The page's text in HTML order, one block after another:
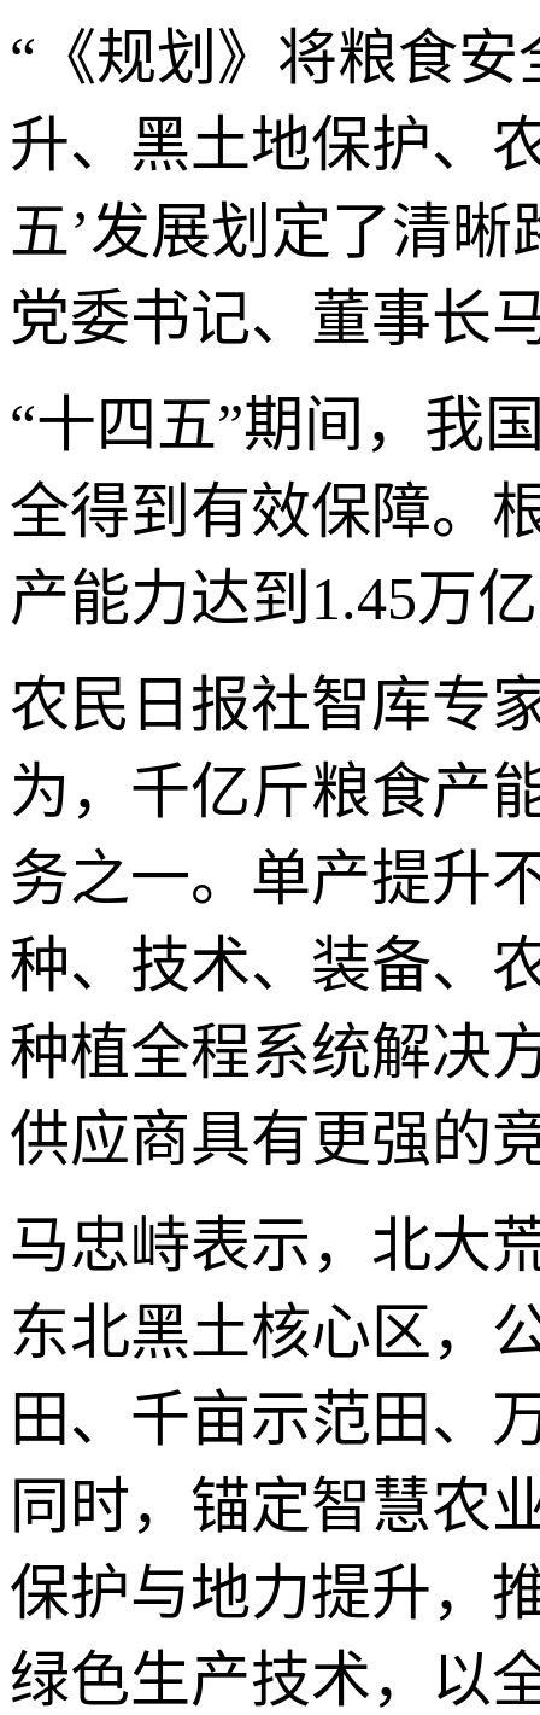
“《规划》将粮食
升、黑土地保护、
五’发展划定了清
党委书记、董事长
“十四五”期间，我
全得到有效保障。
产能力达到1.45万
农民日报社智库专
为，千亿斤粮食产
务之一。单产提升
种、技术、装备、
种植全程系统解决
供应商具有更强的
马忠峙表示，北大
东北黑土核心区，
田、千亩示范田、
同时，锚定智慧农
保护与地力提升，
绿色生产技术，以